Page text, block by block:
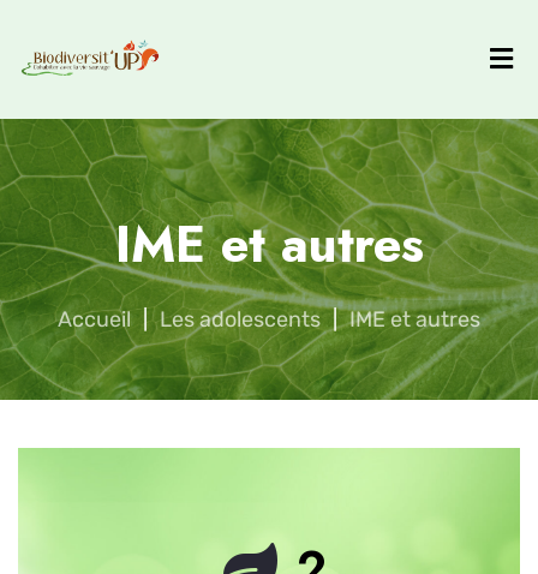
IME et autres
Accueil | Les adolescents | IME et autres